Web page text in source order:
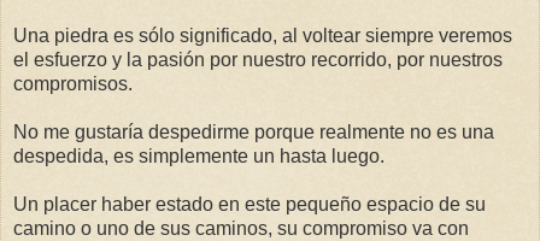
Una piedra es sólo significado, al voltear siempre veremos
el esfuerzo y la pasión por nuestro recorrido, por nuestros
compromisos.
No me gustaría despedirme porque realmente no es una
despedida, es simplemente un hasta luego.
Un placer haber estado en este pequeño espacio de su
camino o uno de sus caminos, su compromiso va con